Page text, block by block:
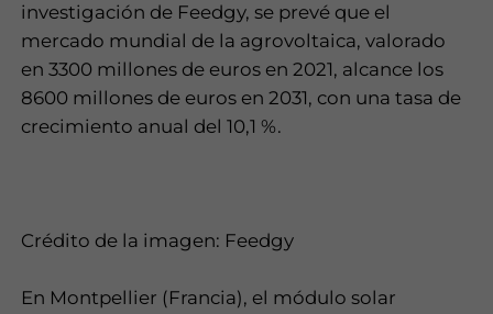
investigación de Feedgy, se prevé que el
mercado mundial de la agrovoltaica, valorado
en 3300 millones de euros en 2021, alcance los
8600 millones de euros en 2031, con una tasa de
crecimiento anual del 10,1 %.
Crédito de la imagen: Feedgy
En Montpellier (Francia), el módulo solar